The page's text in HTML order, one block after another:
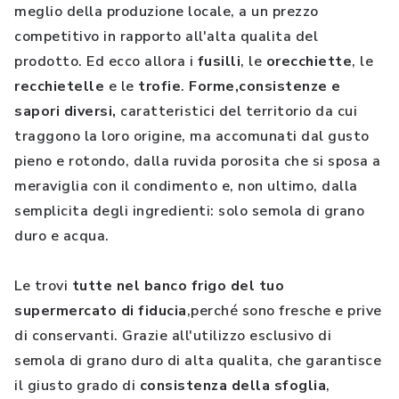
meglio della produzione locale, a un prezzo
competitivo in rapporto all'alta qualita del
prodotto. Ed ecco allora i fusilli, le orecchiette, le
recchietelle e le trofie. Forme,consistenze e
sapori diversi, caratteristici del territorio da cui
traggono la loro origine, ma accomunati dal gusto
pieno e rotondo, dalla ruvida porosita che si sposa a
meraviglia con il condimento e, non ultimo, dalla
semplicita degli ingredienti: solo semola di grano
duro e acqua.
Le trovi tutte nel banco frigo del tuo
supermercato di fiducia,perché sono fresche e prive
di conservanti. Grazie all'utilizzo esclusivo di
semola di grano duro di alta qualita, che garantisce
il giusto grado di consistenza della sfoglia,